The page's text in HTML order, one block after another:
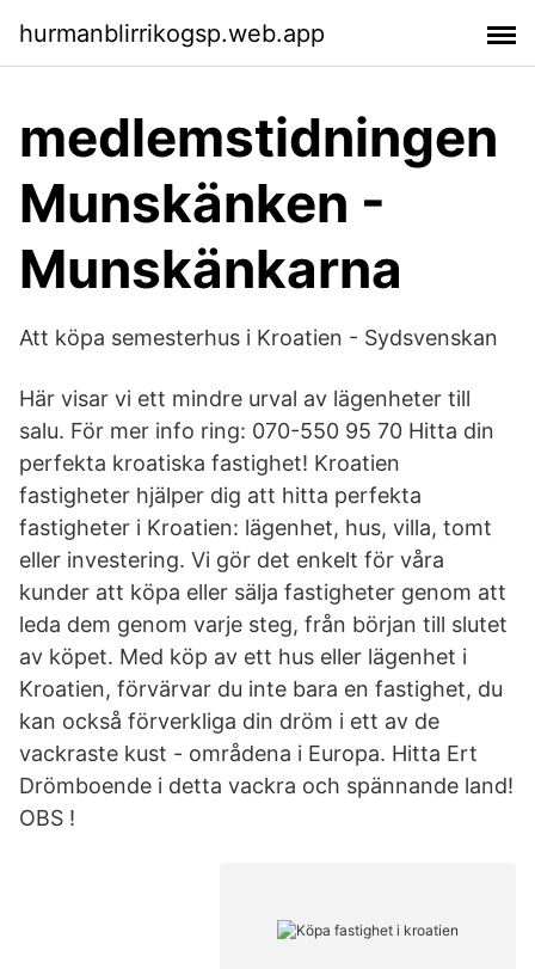
hurmanblirrikogsp.web.app
medlemstidningen
Munskänken -
Munskänkarna
Att köpa semesterhus i Kroatien - Sydsvenskan
Här visar vi ett mindre urval av lägenheter till
salu. För mer info ring: 070-550 95 70 Hitta din
perfekta kroatiska fastighet! Kroatien
fastigheter hjälper dig att hitta perfekta
fastigheter i Kroatien: lägenhet, hus, villa, tomt
eller investering. Vi gör det enkelt för våra
kunder att köpa eller sälja fastigheter genom att
leda dem genom varje steg, från början till slutet
av köpet. Med köp av ett hus eller lägenhet i
Kroatien, förvärvar du inte bara en fastighet, du
kan också förverkliga din dröm i ett av de
vackraste kust - områdena i Europa. Hitta Ert
Drömboende i detta vackra och spännande land!
OBS !